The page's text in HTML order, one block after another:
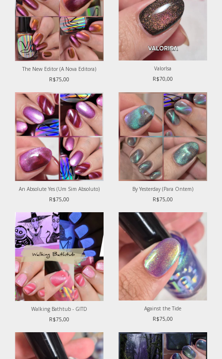
The New Editor (A Nova Editora)
R$75,00
ValorIsa
R$70,00
An Absolute Yes (Um Sim Absoluto)
R$75,00
By Yesterday (Para Ontem)
R$75,00
Walking Bathtub - GITD
R$75,00
Against the Tide
R$75,00